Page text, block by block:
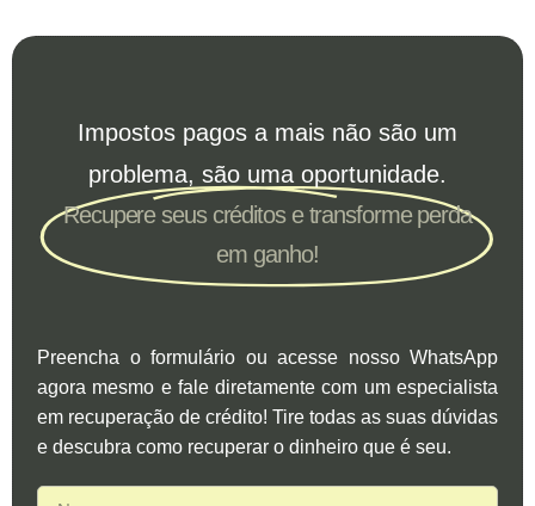
Impostos pagos a mais não são um
problema, são uma oportunidade.
Recupere seus créditos e transforme perda
em ganho!
Preencha o formulário ou acesse nosso WhatsApp
agora mesmo e fale diretamente com um especialista
em recuperação de crédito! Tire todas as suas dúvidas
e descubra como recuperar o dinheiro que é seu.